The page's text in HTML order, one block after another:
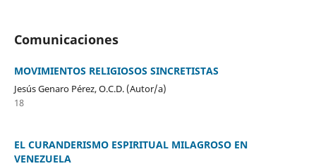
Comunicaciones
MOVIMIENTOS RELIGIOSOS SINCRETISTAS
Jesús Genaro Pérez, O.C.D. (Autor/a)
18
EL CURANDERISMO ESPIRITUAL MILAGROSO EN
VENEZUELA